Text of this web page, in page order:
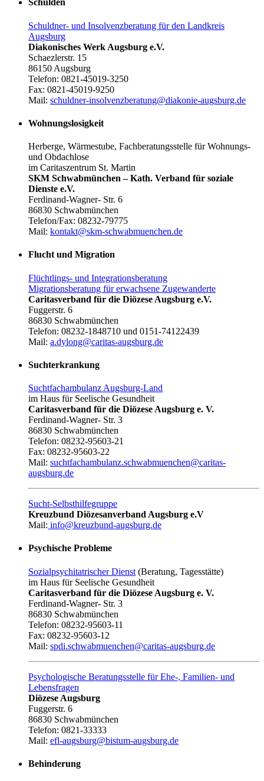
Schulden
Schuldner- und Insolvenzberatung für den Landkreis
Augsburg
Diakonisches Werk Augsburg e.V.
Schaezlerstr. 15
86150 Augsburg
Telefon: 0821-45019-3250
Fax: 0821-45019-9250
Mail: schuldner-insolvenzberatung@diakonie-augsburg.de
Wohnungslosigkeit
Herberge, Wärmestube, Fachberatungsstelle für Wohnungs-
und Obdachlose
im Caritaszentrum St. Martin
SKM Schwabmünchen – Kath. Verband für soziale
Dienste e.V.
Ferdinand-Wagner- Str. 6
86830 Schwabmünchen
Telefon/Fax: 08232-79775
Mail: kontakt@skm-schwabmuenchen.de
Flucht und Migration
Flüchtlings- und Integrationsberatung
Migrationsberatung für erwachsene Zugewanderte
Caritasverband für die Diözese Augsburg e.V.
Fuggerstr. 6
86830 Schwabmünchen
Telefon: 08232-1848710 und 0151-74122439
Mail: a.dylong@caritas-augsburg.de
Suchterkrankung
Suchtfachambulanz Augsburg-Land
im Haus für Seelische Gesundheit
Caritasverband für die Diözese Augsburg e. V.
Ferdinand-Wagner- Str. 3
86830 Schwabmünchen
Telefon: 08232-95603-21
Fax: 08232-95603-22
Mail: suchtfachambulanz.schwabmuenchen@caritas-
augsburg.de
Sucht-Selbsthilfegruppe
Kreuzbund Diözesanverband Augsburg e.V
Mail: info@kreuzbund-augsburg.de
Psychische Probleme
Sozialpsychitatrischer Dienst (Beratung, Tagesstätte)
im Haus für Seelische Gesundheit
Caritasverband für die Diözese Augsburg e. V.
Ferdinand-Wagner- Str. 3
86830 Schwabmünchen
Telefon: 08232-95603-11
Fax: 08232-95603-12
Mail: spdi.schwabmuenchen@caritas-augsburg.de
Psychologische Beratungsstelle für Ehe-, Familien- und
Lebensfragen
Diözese Augsburg
Fuggerstr. 6
86830 Schwabmünchen
Telefon: 0821-33333
Mail: efl-augsburg@bistum-augsburg.de
Behinderung